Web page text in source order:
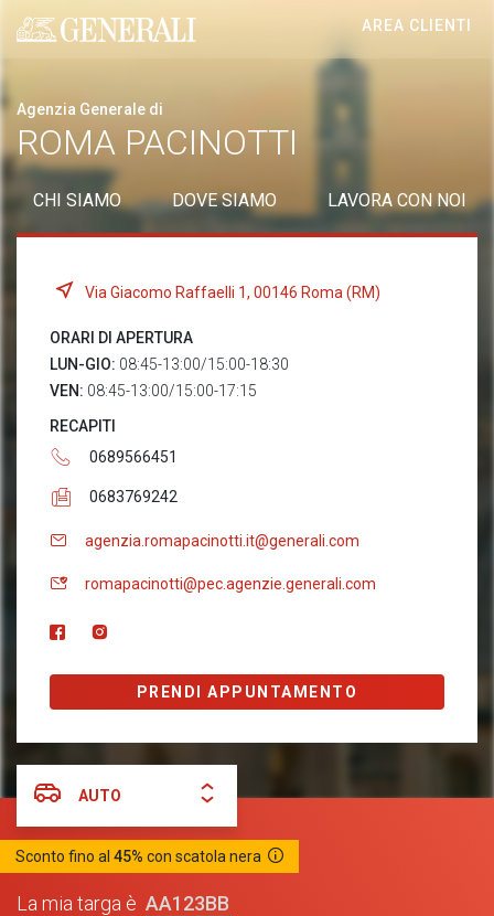
Generali logo
AREA CLIENTI
Agenzia Generale di
ROMA PACINOTTI
CHI SIAMO DOVE SIAMO LAVORA CON NOI
Via Giacomo Raffaelli 1, 00146 Roma (RM)
ORARI DI APERTURA
LUN-GIO: 08:45-13:00/15:00-18:30
VEN: 08:45-13:00/15:00-17:15
RECAPITI
0689566451
0683769242
agenzia.romapacinotti.it@generali.com
romapacinotti@pec.agenzie.generali.com
PRENDI APPUNTAMENTO
AUTO
Sconto fino al 45% con scatola nera
La mia targa è
AA123BB